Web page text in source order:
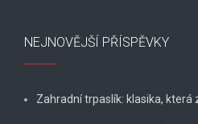
NEJNOVĚJŠÍ PŘÍSPĚVKY
Zahradní trpaslík: klasika,